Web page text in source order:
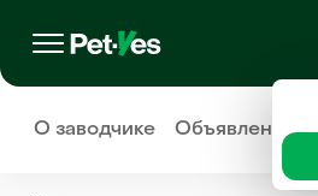
О заводчике Объявления